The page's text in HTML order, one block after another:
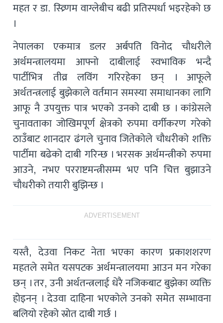
महत र डा. स्व्र्णिम वाग्लेबीच बढी प्रतिस्पर्धा भइरहेको छ
।
नेपालका एकमात्र डलर अर्बपति विनोद चौधरीले
अर्थमन्त्रालयमा आफ्नो दाबीलाई स्वभाविक भन्दै
पार्टीभित्र तीव्र लविंग गरिरहेका छन् । आफूले
अर्थतन्त्रलाई बुझेकाले वर्तमान समस्या समाधानका लागि
आफू नै उपयुक्त पात्र भएको उनको दाबी छ । कांग्रेसले
चुनावताका जोखिमपूर्ण क्षेत्रको रुपमा वर्गीकरण गरेको
ठाउँबाट शानदार ढंगले चुनाव जितेकोले चौधरीको शक्ति
पार्टीमा बढेको दाबी गरिन्छ । भरसक अर्थमन्त्रीको रुपमा
आउने, नभए परराष्टमन्त्रीसम्म भए पनि चित्त बुझाउने
चौधरीको तयारी बुझिन्छ ।
ADVERTISEMENT
यस्तै, देउवा निकट नेता भएका कारण प्रकाशशरण
महतले समेत यसपटक अर्थमन्त्रालयमा आउन मन गरेका
छन् । तर, उनी अर्थतन्त्रलाई धेरै नजिकबाट बुझेका व्यक्ति
होइनन् । देउवा दाहिना भएकोले उनको समेत सम्भावना
बलियो रहेको स्रोत दाबी गर्छ ।